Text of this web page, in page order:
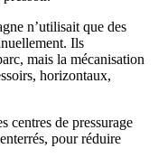
n’utilisait que des
Ils
mais la mécanisation
horizontaux,
centres de pressurage
pour réduire